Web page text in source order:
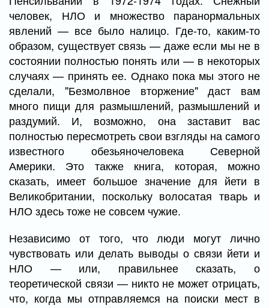
человек, НЛО и множество паранормальных
явлений — все было налицо. Где-то, каким-то
образом, существует связь — даже если мы не в
состоянии полностью понять или — в некоторых
случаях — принять ее. Однако пока мы этого не
сделали, "Безмолвное вторжение" даст вам
много пищи для размышлений, размышлений и
раздумий. И, возможно, она заставит вас
полностью пересмотреть свои взгляды на самого
известного обезьяночеловека Северной
Америки. Это также книга, которая, можно
сказать, имеет большое значение для йети в
Великобритании, поскольку волосатая тварь и
НЛО здесь тоже не совсем чужие.
Независимо от того, что люди могут лично
чувствовать или делать выводы о связи йети и
НЛО — или, правильнее сказать, о
теоретической связи — никто не может отрицать,
что, когда мы отправляемся на поиски мест в